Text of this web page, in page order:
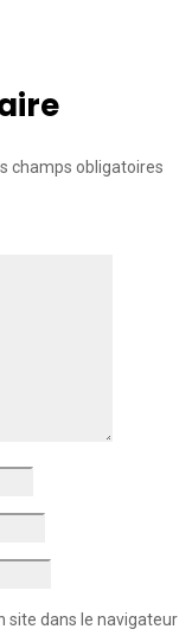
champs obligatoires
site dans le navigateur